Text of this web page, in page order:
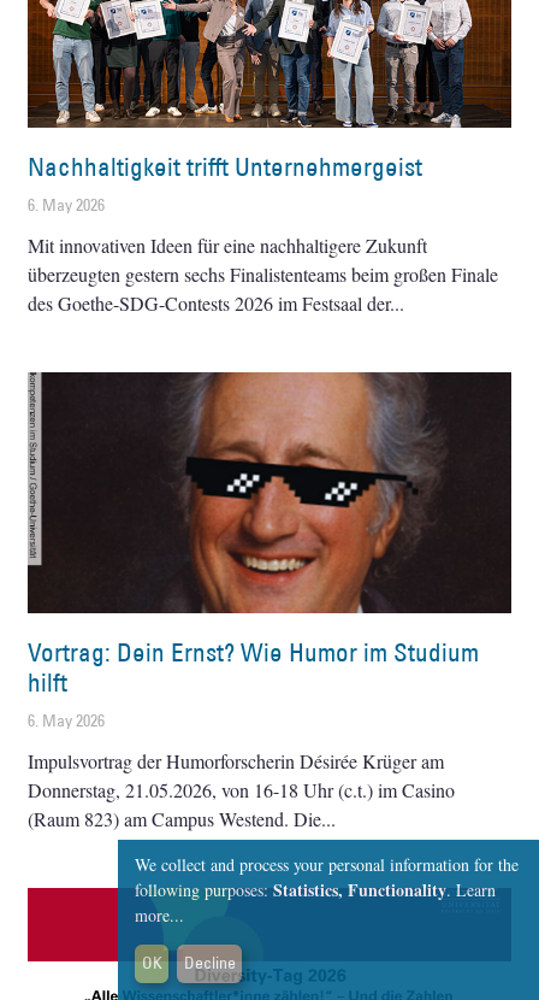
Nachhaltigkeit trifft Unternehmergeist
6. May 2026
Mit innovativen Ideen für eine nachhaltigere Zukunft
überzeugten gestern sechs Finalistenteams beim großen Finale
des Goethe-SDG-Contests 2026 im Festsaal der
Vortrag: Dein Ernst? Wie Humor im Studium
hilft
6. May 2026
Impulsvortrag der Humorforscherin Désirée Krüger am
Donnerstag, 21.05.2026, von 16-18 Uhr (c.t.) im Casino
(Raum 823) am Campus Westend. Die
We collect and process your personal information for the
following purposes:Statistics, Functionality.Learn
more...
OK Decline